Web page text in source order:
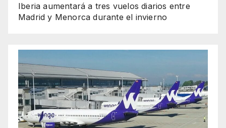
Iberia aumentará a tres vuelos diarios entre
Madrid y Menorca durante el invierno